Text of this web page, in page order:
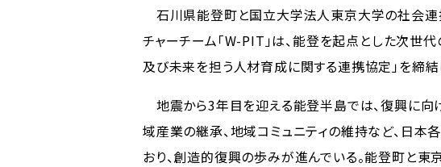
石川県能登町と国立大学法人東京大学の社会
チャーチーム「W-PIT」は、能登を起点とした次世
及び未来を担う人材育成に関する連携協定」を締結
地震から3年目を迎える能登半島では、復興に向
域産業の継承、地域コミュニティの維持など、日
おり、創造的復興の歩みが進んでいる。能登町と東